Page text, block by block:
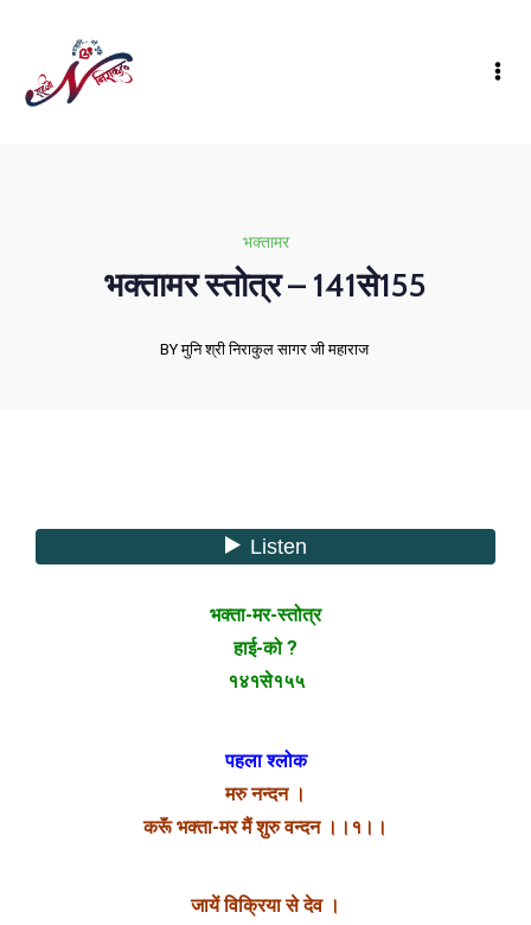
भक्तामर
भक्तामर स्तोत्र – 141से155
BY मुनि श्री निराकुल सागर जी महाराज
भक्ता-मर-स्तोत्र
हाई-को ?
१४१से१५५
पहला श्लोक
मरु नन्दन ।
करूॅं भक्ता-मर मैं शुरु वन्दन ।।१।।
जायें विक्रिया से देव ।